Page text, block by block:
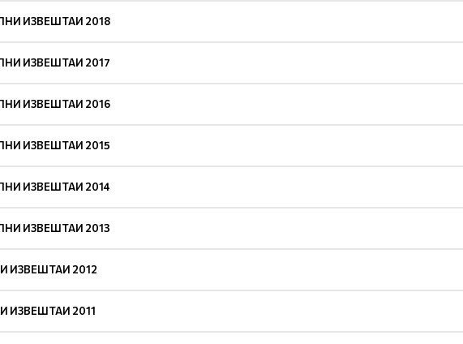
ИЗВЕШТАИ 2018
ИЗВЕШТАИ 2017
ИЗВЕШТАИ 2016
ИЗВЕШТАИ 2015
ИЗВЕШТАИ 2014
ИЗВЕШТАИ 2013
ИЗВЕШТАИ 2012
ИЗВЕШТАИ 2011